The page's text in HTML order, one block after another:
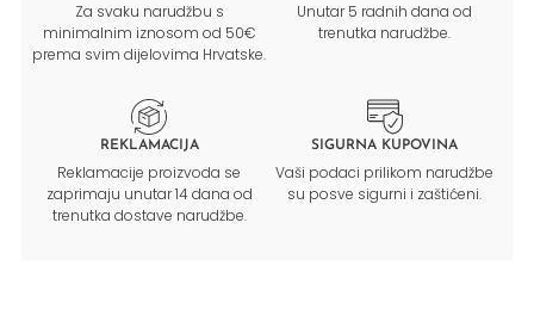
Za svaku narudžbu s
minimalnim iznosom od 50€
prema svim dijelovima Hrvatske.
Unutar 5 radnih dana od
trenutka narudžbe.
REKLAMACIJA
Reklamacije proizvoda se
zaprimaju unutar 14 dana od
trenutka dostave narudžbe.
SIGURNA KUPOVINA
Vaši podaci prilikom narudžbe
su posve sigurni i zaštićeni.